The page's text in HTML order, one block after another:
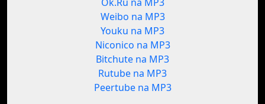
Weibo na MP3
Youku na MP3
Niconico na MP3
Bitchute na MP3
Rutube na MP3
Peertube na MP3